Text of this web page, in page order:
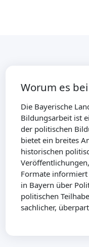
Worum es
Die Bayerische
Bildungsarbeit ist
der politischen
bietet ein breites
historischen
Formate
in Bayern über
politischen
sachlicher,